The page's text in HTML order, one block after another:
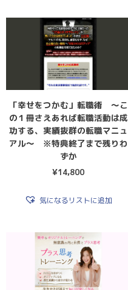
「幸せをつかむ」転職術 〜こ
の１冊さえあれば転職活動は成
功する、実績抜群の転職マニュ
アル〜 ※特典終了まで残りわ
ずか
¥14,800
気になるリストに追加